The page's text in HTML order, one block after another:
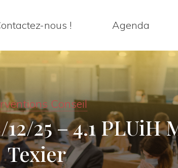
nous ! Agenda
Conseil
25 – 4.1 PLUiH
Texier